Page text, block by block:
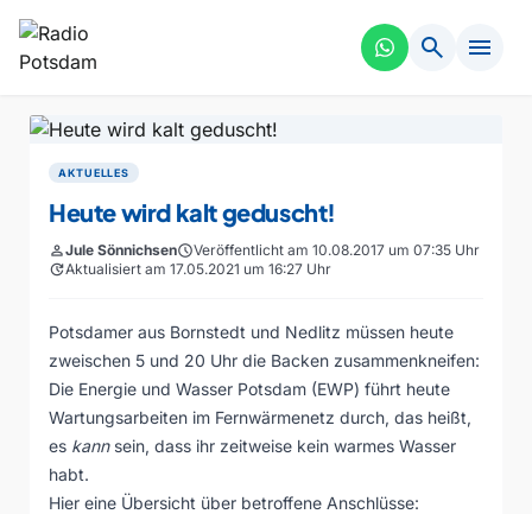
search menu
AKTUELLES
Heute wird kalt geduscht!
personJule SönnichsenscheduleVeröffentlicht am 10.08.2017 um 07:35 Uhr
updateAktualisiert am 17.05.2021 um 16:27 Uhr
Potsdamer aus Bornstedt und Nedlitz müssen heute
zweischen 5 und 20 Uhr die Backen zusammenkneifen:
Die Energie und Wasser Potsdam (EWP) führt heute
Wartungsarbeiten im Fernwärmenetz durch, das heißt,
es kann sein, dass ihr zeitweise kein warmes Wasser
habt.
Hier eine Übersicht über betroffene Anschlüsse: